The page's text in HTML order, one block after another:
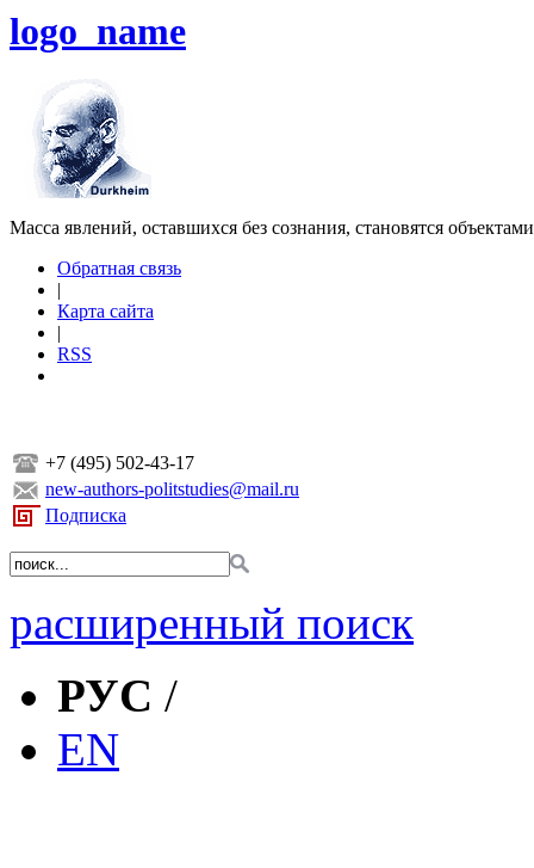
logo_name
Масса явлений, оставшихся без сознания, становятся
Обратная связь
|
Карта сайта
|
RSS
+7 (495) 502-43-17
new-authors-politstudies@mail.ru
Подписка
расширенный поиск
РУС /
EN